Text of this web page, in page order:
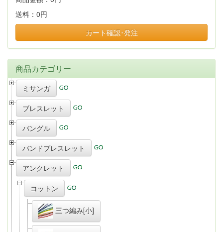
送料： 0円
カート確認･発注
商品カテゴリー
ミサンガ
ブレスレット
バングル
バンドブレスレット
アンクレット
コットン
三つ編み[小]